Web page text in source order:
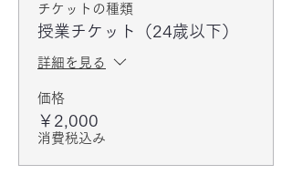
チケットの種類
授業チケット（24歳以下）
詳細を見る
価格
￥2,000
消費税込み